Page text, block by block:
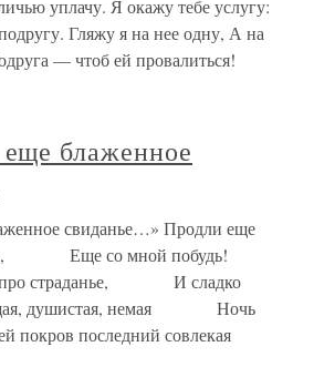
уплачу. Я окажу тебе услугу:
Гляжу я на нее одну, А на
— чтоб ей провалиться!
блаженное
свиданье…» Продли еще
Еще со мной побудь!
про страданье, И сладко
душистая, немая Ночь
покров последний совлекая